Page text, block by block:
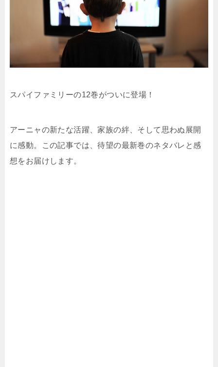
スパイファミリーの12巻がついに登場！
アーニャの新たな活躍、家族の絆、そして思わぬ展開
に感動。この記事では、待望の最新巻のネタバレと感
想をお届けします。